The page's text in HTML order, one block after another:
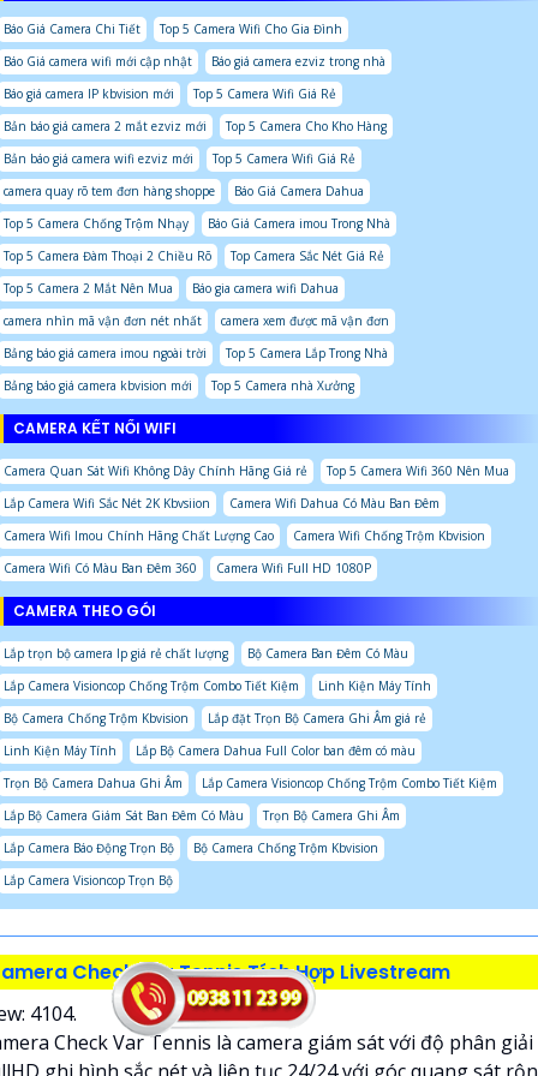
Báo Giá Camera Chi Tiết
Top 5 Camera Wifi Cho Gia Đình
Báo Giá camera wifi mới cập nhật
Báo giá camera ezviz trong nhà
Báo giá camera IP kbvision mới
Top 5 Camera Wifi Giá Rẻ
Bản báo giá camera 2 mắt ezviz mới
Top 5 Camera Cho Kho Hàng
Bản báo giá camera wifi ezviz mới
Top 5 Camera Wifi Giá Rẻ
camera quay rõ tem đơn hàng shoppe
Báo Giá Camera Dahua
Top 5 Camera Chống Trộm Nhạy
Báo Giá Camera imou Trong Nhà
Top 5 Camera Đàm Thoại 2 Chiều Rõ
Top Camera Sắc Nét Giá Rẻ
Top 5 Camera 2 Mắt Nên Mua
Báo gia camera wifi Dahua
camera nhìn mã vận đơn nét nhất
camera xem được mã vận đơn
Bảng báo giá camera imou ngoài trời
Top 5 Camera Lắp Trong Nhà
Bảng báo giá camera kbvision mới
Top 5 Camera nhà Xưởng
CAMERA KẾT NỐI WIFI
Camera Quan Sát Wifi Không Dây Chính Hãng Giá rẻ
Top 5 Camera Wifi 360 Nên Mua
Lắp Camera Wifi Sắc Nét 2K Kbvsiion
Camera Wifi Dahua Có Màu Ban Đêm
Camera Wifi Imou Chính Hãng Chất Lượng Cao
Camera Wifi Chống Trộm Kbvision
Camera Wifi Có Màu Ban Đêm 360
Camera Wifi Full HD 1080P
CAMERA THEO GÓI
Lắp trọn bộ camera Ip giá rẻ chất lượng
Bộ Camera Ban Đêm Có Màu
Lắp Camera Visioncop Chống Trộm Combo Tiết Kiệm
Linh Kiện Máy Tính
Bộ Camera Chống Trộm Kbvision
Lắp đặt Trọn Bộ Camera Ghi Âm giá rẻ
Linh Kiện Máy Tính
Lắp Bộ Camera Dahua Full Color ban đêm có màu
Trọn Bộ Camera Dahua Ghi Âm
Lắp Camera Visioncop Chống Trộm Combo Tiết Kiệm
Lắp Bộ Camera Giám Sát Ban Đêm Có Màu
Trọn Bộ Camera Ghi Âm
Lắp Camera Báo Động Trọn Bộ
Bộ Camera Chống Trộm Kbvision
Lắp Camera Visioncop Trọn Bộ
Check Var Tennis Tích Hợp Livestream
4104.
Check Var Tennis là camera giám sát với độ phân giải